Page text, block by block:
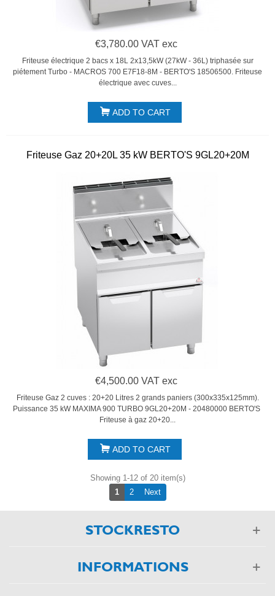
€3,780.00 VAT exc
Friteuse électrique 2 bacs x 18L 2x13,5kW (27kW - 36L) triphasée sur
piétement Turbo - MACROS 700 E7F18-8M - BERTO'S 18506500. Friteuse
électrique avec cuves...
ADD TO CART
Friteuse Gaz 20+20L 35 kW BERTO'S 9GL20+20M
€4,500.00 VAT exc
Friteuse Gaz 2 cuves : 20+20 Litres 2 grands paniers (300x335x125mm).
Puissance 35 kW MAXIMA 900 TURBO 9GL20+20M - 20480000 BERTO'S
Friteuse à gaz 20+20...
ADD TO CART
Showing 1-12 of 20 item(s)
1
2 NextNext
STOCKRESTO
INFORMATIONS